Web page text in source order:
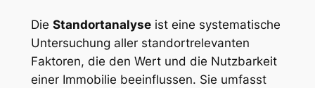
Die Standortanalyseist eine systematische
Untersuchung aller standortrelevanten
Faktoren, die den Wert und die Nutzbarkeit
einer Immobilie beeinflussen. Sie umfasst